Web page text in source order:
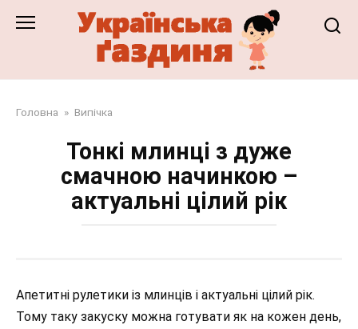
Головна » Випічка
Тонкі млинці з дуже
смачною начинкою –
актуальні цілий рік
Апетитні рулетики із млинців і актуальні цілий рік.
Тому таку закуску можна готувати як на кожен день,